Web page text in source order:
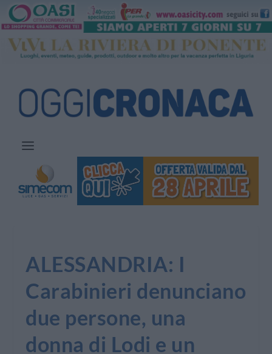
ALESSANDRIA: I
Carabinieri denunciano
due persone, una
donna di Lodi e un